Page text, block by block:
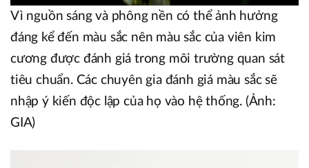
Vì nguồn sáng và phông nền có thể ảnh hưởng
đáng kể đến màu sắc nên màu sắc của viên kim
cương được đánh giá trong môi trường quan sát
tiêu chuẩn. Các chuyên gia đánh giá màu sắc sẽ
nhập ý kiến độc lập của họ vào hệ thống. (Ảnh:
GIA)